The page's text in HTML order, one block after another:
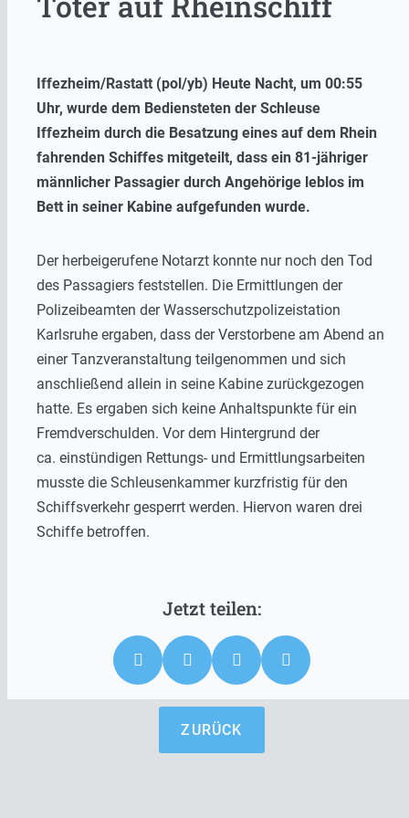
Iffezheim/Rastatt (pol/yb) Heute Nacht, um 00:55
Uhr, wurde dem Bediensteten der Schleuse
Iffezheim durch die Besatzung eines auf dem Rhein
fahrenden Schiffes mitgeteilt, dass ein 81-jähriger
männlicher Passagier durch Angehörige leblos im
Bett in seiner Kabine aufgefunden wurde.
Der herbeigerufene Notarzt konnte nur noch den Tod
des Passagiers feststellen. Die Ermittlungen der
Polizeibeamten der Wasserschutzpolizeistation
Karlsruhe ergaben, dass der Verstorbene am Abend an
einer Tanzveranstaltung teilgenommen und sich
anschließend allein in seine Kabine zurückgezogen
hatte. Es ergaben sich keine Anhaltspunkte für ein
Fremdverschulden. Vor dem Hintergrund der
ca. einstündigen Rettungs- und Ermittlungsarbeiten
musste die Schleusenkammer kurzfristig für den
Schiffsverkehr gesperrt werden. Hiervon waren drei
Schiffe betroffen.
ZURÜCK